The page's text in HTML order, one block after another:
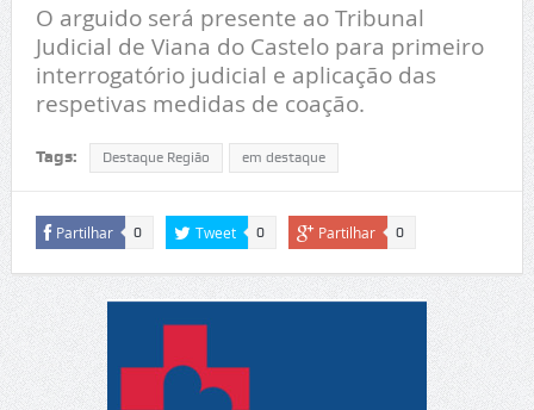
O arguido será presente ao Tribunal
Judicial de Viana do Castelo para primeiro
interrogatório judicial e aplicação das
respetivas medidas de coação.
Tags: Destaque Região em destaque
Partilhar 0 Tweet 0 Partilhar 0